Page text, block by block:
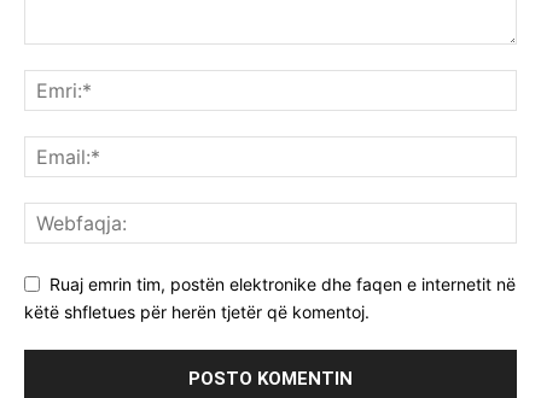
Ruaj emrin tim, postën elektronike dhe faqen e internetit në
këtë shfletues për herën tjetër që komentoj.